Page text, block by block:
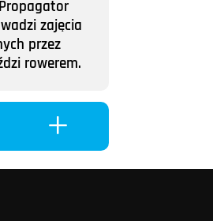
zajęcia
przez
rowerem.
L